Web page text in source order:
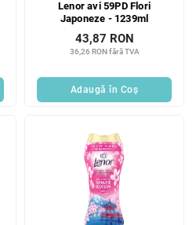
Lenor avi 59PD Flori
Japoneze - 1239ml
36,26 RON fără TVA
43,87 RON
Adaugă în Coş